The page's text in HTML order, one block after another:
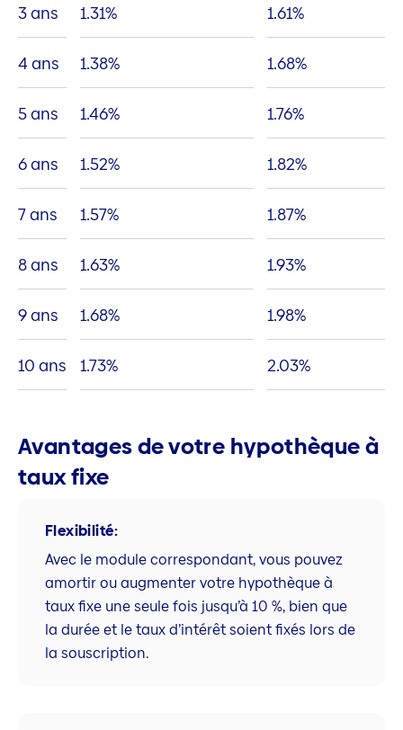
3 ans 1.31% 1.61%
4 ans 1.38% 1.68%
5 ans 1.46% 1.76%
6 ans 1.52% 1.82%
7 ans 1.57% 1.87%
8 ans 1.63% 1.93%
9 ans 1.68% 1.98%
10 ans 1.73% 2.03%
Avantages de votre hypothèque à
taux fixe
Flexibilité:
Avec le module correspondant, vous pouvez
amortir ou augmenter votre hypothèque à
taux fixe une seule fois jusqu’à 10 %, bien que
la durée et le taux d’intérêt soient fixés lors de
la souscription.